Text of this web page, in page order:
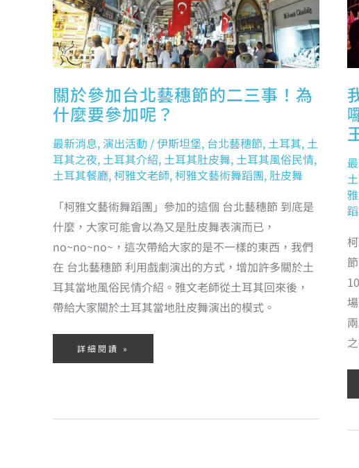
關於參加台北藝穗節的二三事！為
什麼要參加呢？
最新消息, 演出活動 /伊斯坦堡, 台北藝穗節, 土耳其, 土
耳其之夜, 土耳其介紹, 土耳其肚皮舞, 土耳其風俗民情,
土耳其餐廳,柯雅文老師,柯雅文藝術舞蹈團, 肚皮舞
「柯雅文藝術舞蹈團」參加的這個 台北藝穗節 到底是
什麼，大家可能會以為又是肚皮舞表演而已，
no~no~no~，這次帶給大家的是不一樣的東西，我們
在 台北藝穗節 利用戲劇演出的方式，增加許多關於土
耳其當地風俗民情介紹。雅文老師從土耳其回來後，
帶給大家關於土耳其當地肚皮舞演出的模式。
什
麼
要
參
加
呢？
詳細閱讀 »